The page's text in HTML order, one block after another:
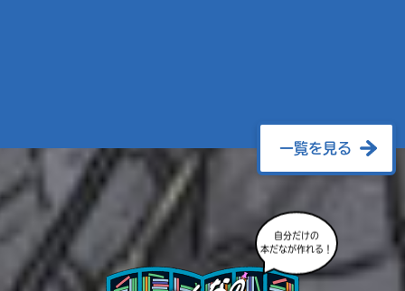
一覧を見る
自分だけの
本だなが作れる！